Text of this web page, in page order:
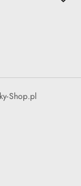
Shop.pl